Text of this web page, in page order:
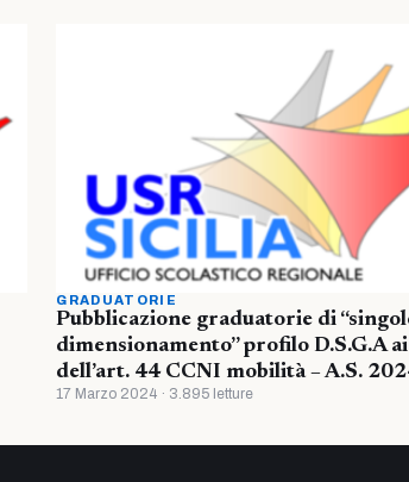
GRADUATORIE
Pubblicazione graduatorie di
dimensionamento” profilo D.S.G.A
dell’art. 44 CCNI mobilità – A.S.
17 Marzo 2024 · 3.895 letture